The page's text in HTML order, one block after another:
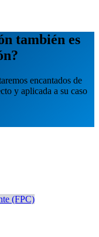
también es
encantados de
y aplicada a su caso
(FPC)